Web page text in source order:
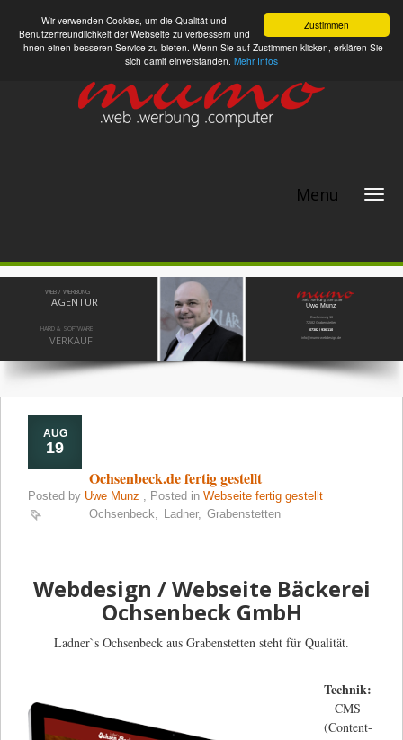
Zustimmen
Wir verwenden Cookies, um die Qualität und
Benutzerfreundlichkeit der Webseite zu verbessern und
Ihnen einen besseren Service zu bieten. Wenn Sie auf Zustimmen klicken, erklären Sie
sich damit einverstanden. Mehr Infos
Menu
Uwe Munz
Buchenweg 16
72582 Grabenstetten
07382 / 936 110
info@mumo-webdesign.de
WEB / WERBUNG
AGENTUR
HARD & SOFTWARE
VERKAUF
AUG
19
Ochsenbeck.de fertig gestellt
Posted by Uwe Munz , Posted in Webseite fertig gestellt
Ochsenbeck, Ladner, Grabenstetten
Webdesign / Webseite Bäckerei
Ochsenbeck GmbH
Ladner`s Ochsenbeck aus Grabenstetten steht für Qualität.
Technik:
CMS
(Content-